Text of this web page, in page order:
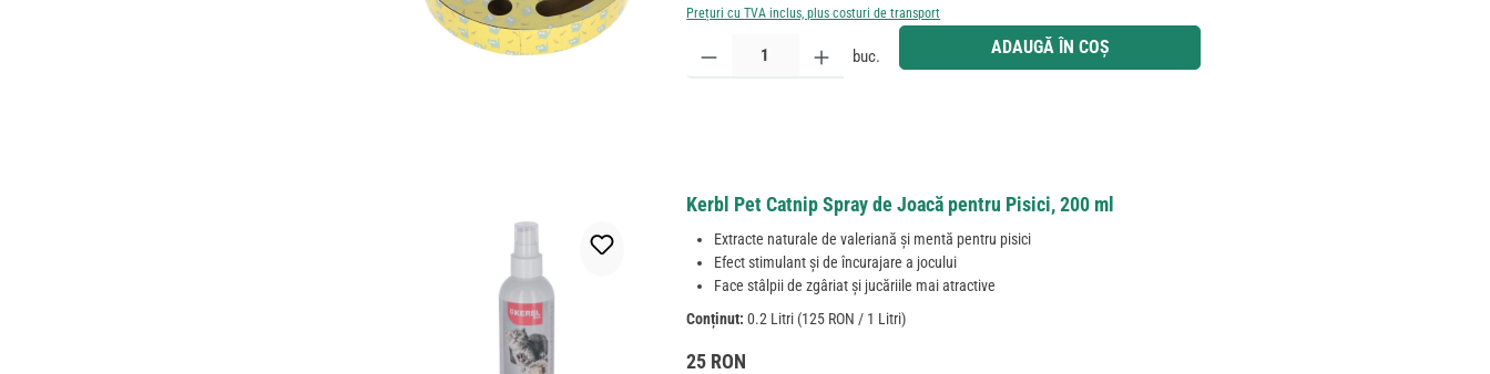
Prețuri cu TVA inclus, plus costuri de transport
Cantitate produs: Introduceți cantitatea dorită sau utilizați butoanele pentru a mări sau micșora cantitatea.
buc. ADAUGĂ ÎN COȘ
Kerbl Pet Catnip Spray de Joacă pentru Pisici, 200 ml
Extracte naturale de valeriană și mentă pentru pisici
Efect stimulant și de încurajare a jocului
Face stâlpii de zgâriat și jucăriile mai atractive
Conținut:0.2 Litri (125 RON / 1 Litri)
Preț obișnuit:
25 RON